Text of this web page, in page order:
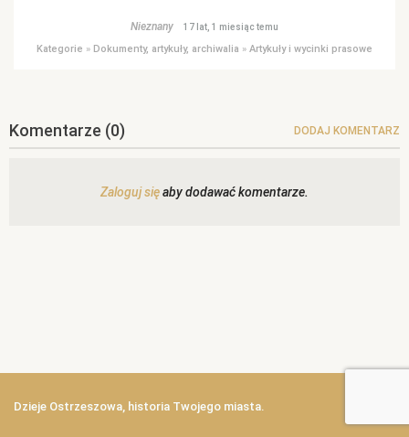
Nieznany 17 lat, 1 miesiąc temu
Kategorie » Dokumenty, artykuły, archiwalia » Artykuły i wycinki prasowe
Komentarze (0) DODAJ KOMENTARZ
Zaloguj sięaby dodawać komentarze.
Dzieje Ostrzeszowa, historia Twojego miasta.